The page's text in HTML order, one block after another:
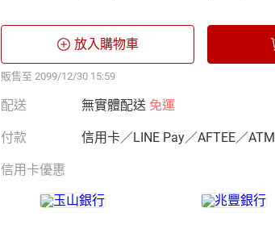
放入購物車
販售至 2099/12/30 15:59
配送 無實體配送 免運
付款 信用卡／LINE Pay／AFTEE／ATM
信用卡優惠